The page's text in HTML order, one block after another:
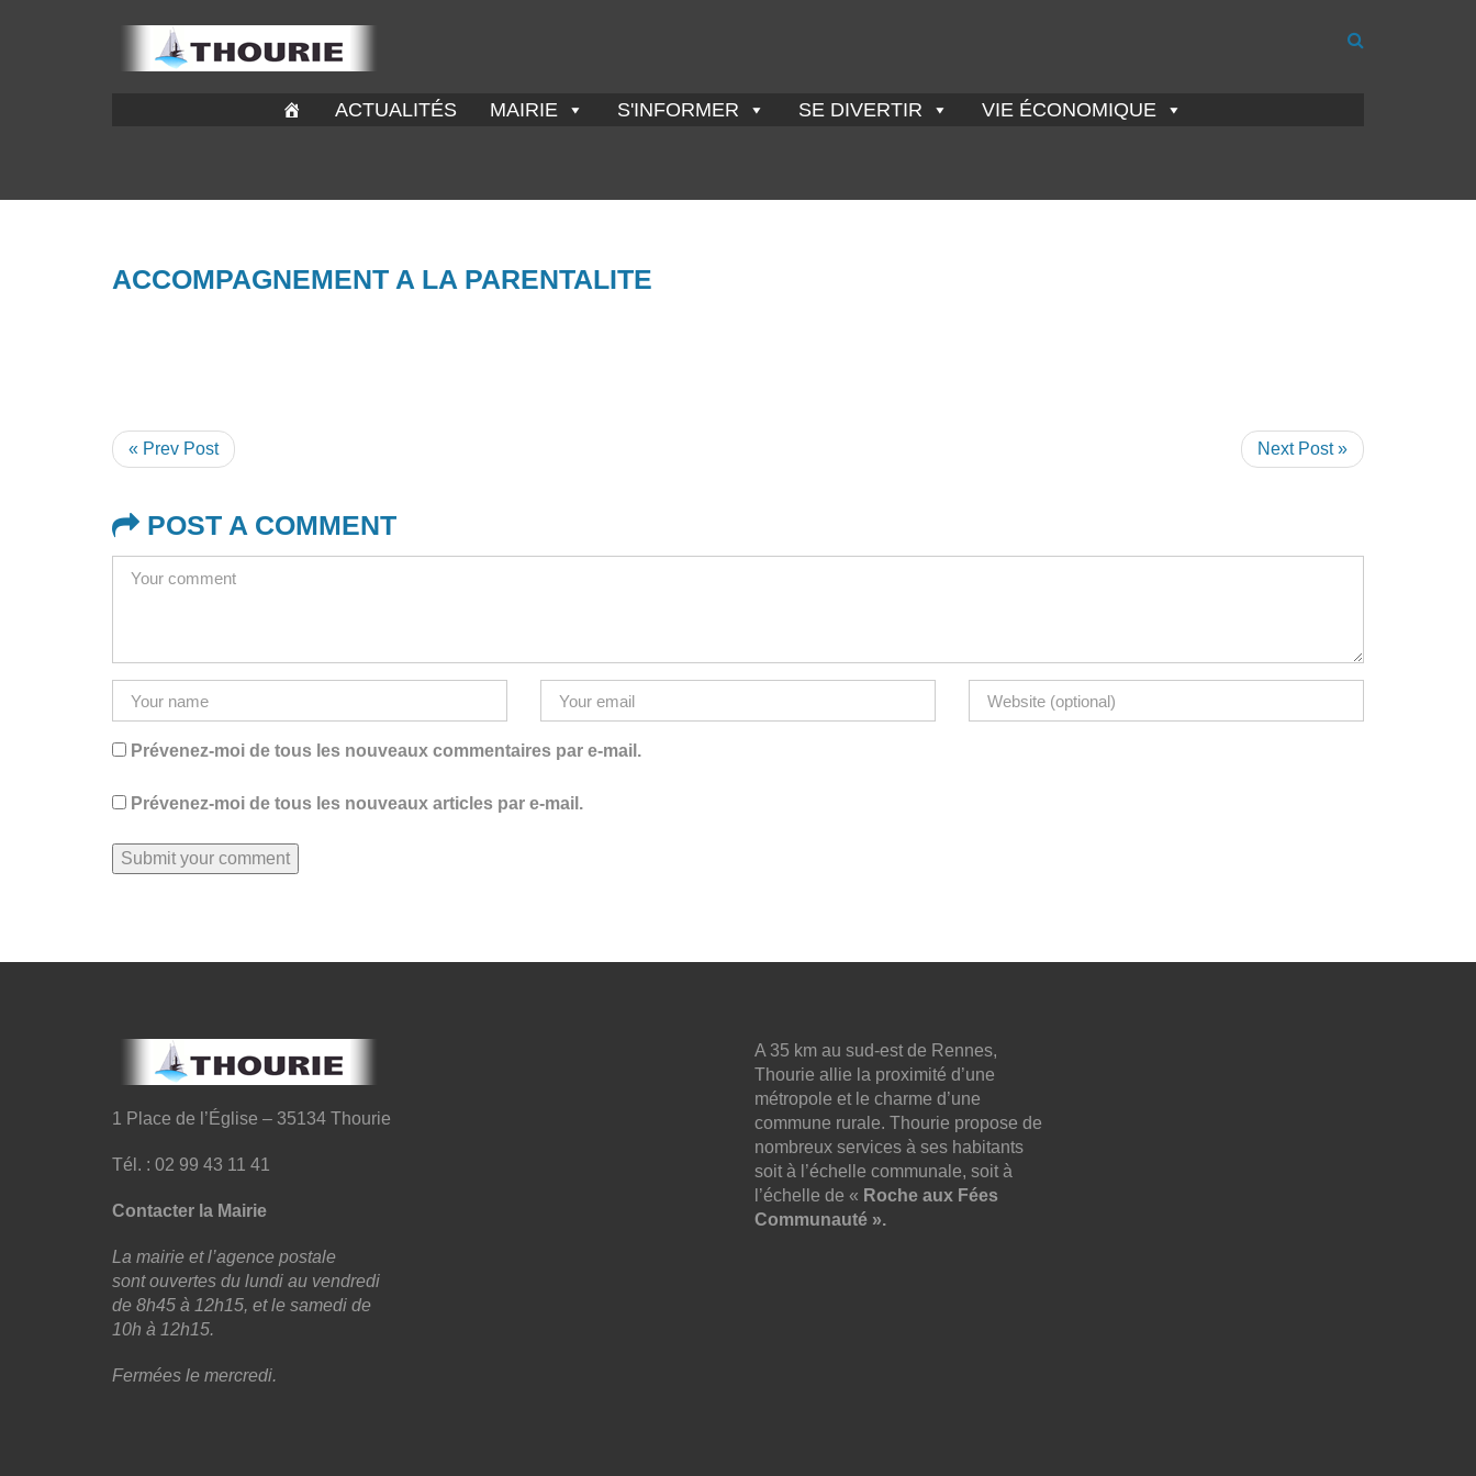
ACTUALITÉS MAIRIE S'INFORMER SE DIVERTIR VIE ÉCONOMIQUE
ACCOMPAGNEMENT A LA PARENTALITE
« Prev Post Next Post »
POST A COMMENT
Prévenez-moi de tous les nouveaux commentaires par e-mail.
Prévenez-moi de tous les nouveaux articles par e-mail.
1 Place de l’Église – 35134 Thourie
Tél. : 02 99 43 11 41
Contacter la Mairie
La mairie et l’agence postale
sont ouvertes du lundi au vendredi
de 8h45 à 12h15, et le samedi de
10h à 12h15.
Fermées le mercredi.
A 35 km au sud-est de Rennes,
Thourie allie la proximité d’une
métropole et le charme d’une
commune rurale. Thourie propose de
nombreux services à ses habitants
soit à l’échelle communale, soit à
l’échelle de « Roche aux Fées
Communauté ».